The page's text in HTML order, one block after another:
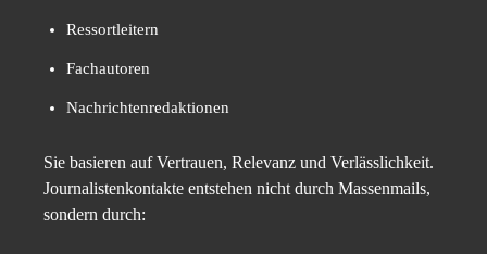
Ressortleitern
Fachautoren
Nachrichtenredaktionen
Sie basieren auf Vertrauen, Relevanz und Verlässlichkeit.
Journalistenkontakte entstehen nicht durch Massenmails,
sondern durch: